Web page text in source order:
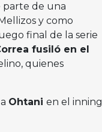
parte de una
y como
final de la serie
fusiló en el
quienes
Ohtani en el inning